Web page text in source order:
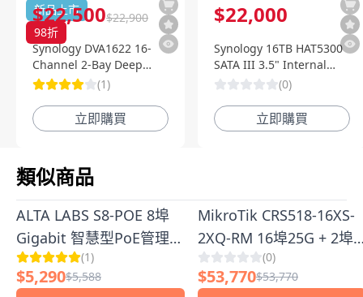
新品上市
98折
$22,500$22,900
Synology DVA1622 16-
Channel 2-Bay Deep
Learning NVR 深度智慧影
(1)
立即購買
$22,000
Synology 16TB HAT5300
SATA III 3.5" Internal
Enterprise HDD
(0)
立即購買
類似商品
ALTA LABS S8-POE 8埠
Gigabit 智慧型PoE管理交
換器 | 高效網路穩定供電
(1)
$5,290$5,588
MikroTik CRS518-16XS-
2XQ-RM 16埠25G + 2埠
100G 高效能機架型核心
交換器
(0)
$53,770$53,770